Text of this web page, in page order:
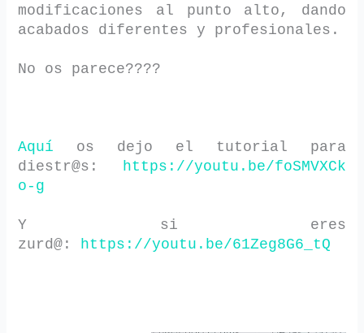
modificaciones al punto alto, dando
acabados diferentes y profesionales.
No os parece????
Aquí os dejo el tutorial para
diestr@s:
https://youtu.be/foSMVXCk
o-g
Y si eres
zurd@:
https://youtu.be/61Zeg8G6_tQ